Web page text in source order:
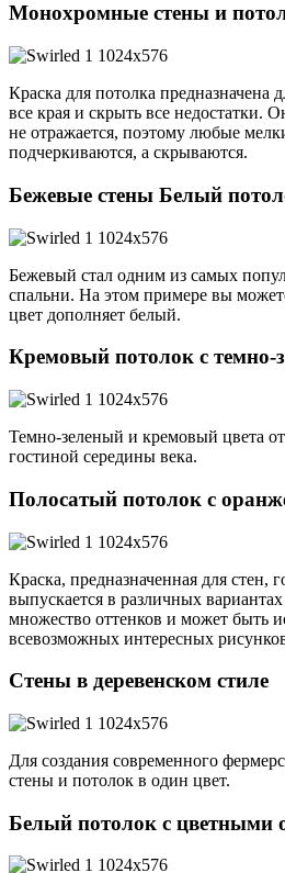
Монохромные стены и
Краска для потолка предназначена
все края и скрыть все недостатки.
не отражается, поэтому любые
подчеркиваются, а скрываются.
Бежевые стены Белый
Бежевый стал одним из самых
спальни. На этом примере вы
цвет дополняет белый.
Кремовый потолок с темно-
Темно-зеленый и кремовый цвета
гостиной середины века.
Полосатый потолок с
Краска, предназначенная для стен,
выпускается в различных
множество оттенков и может быть
всевозможных интересных
Стены в деревенском стиле
Для создания современного
стены и потолок в один цвет.
Белый потолок с цветными